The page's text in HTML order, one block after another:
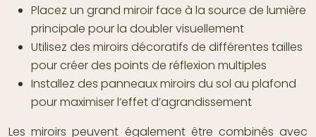
Placez un grand miroir face à la source de lumière
principale pour la doubler visuellement
Utilisez des miroirs décoratifs de différentes tailles
pour créer des points de réflexion multiples
Installez des panneaux miroirs du sol au plafond
pour maximiser l’effet d’agrandissement
Les miroirs peuvent également être combinés avec